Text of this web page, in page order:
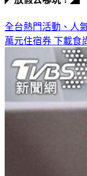
全台熱門活動、人
萬元住宿券 下載食